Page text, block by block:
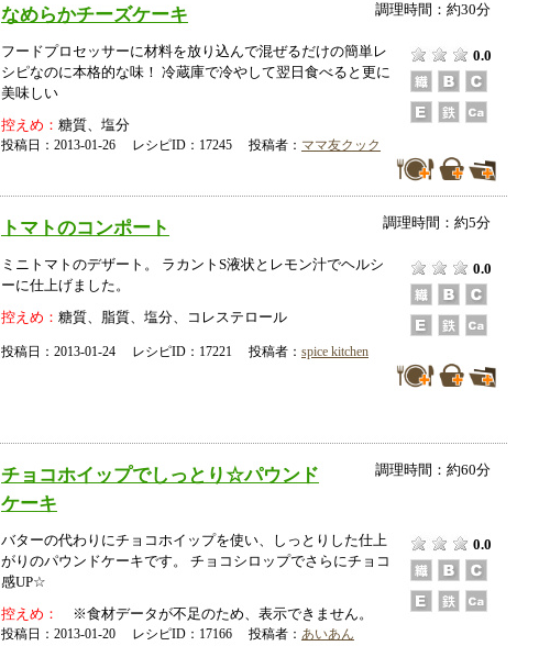
なめらかチーズケーキ 調理時間：約30分
フードプロセッサーに材料を放り込んで混ぜるだけの簡単レ
シピなのに本格的な味！ 冷蔵庫で冷やして翌日食べると更に
美味しい
0.0
控えめ： 糖質、塩分
投稿日：2013-01-26 レシピID：17245 投稿者： ママ友クック
トマトのコンポート 調理時間：約5分
ミニトマトのデザート。 ラカントS液状とレモン汁でヘルシ
ーに仕上げました。
0.0
控えめ： 糖質、脂質、塩分、コレステロール
投稿日：2013-01-24 レシピID：17221 投稿者： spice kitchen
チョコホイップでしっとり☆パウンド
ケーキ
調理時間：約60分
バターの代わりにチョコホイップを使い、しっとりした仕上
がりのパウンドケーキです。 チョコシロップでさらにチョコ
感UP☆
0.0
控えめ： ※食材データが不足のため、表示できません。
投稿日：2013-01-20 レシピID：17166 投稿者： あいあん